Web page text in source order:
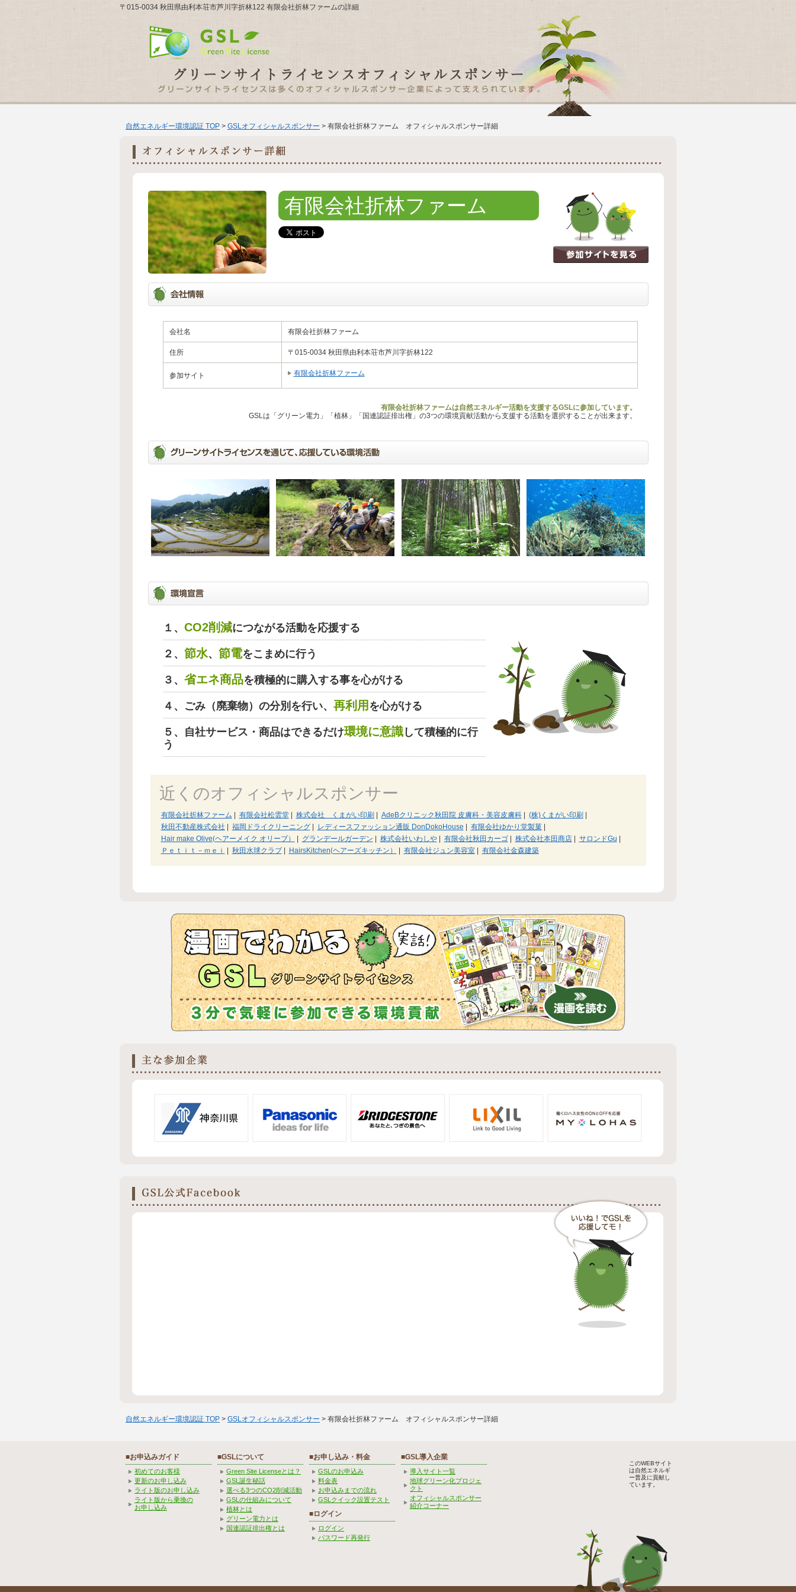
〒015-0034 秋田県由利本荘市芦川字折林122 有限会社折林ファームの詳細
自然エネルギー環境認証 TOP > GSLオフィシャルスポンサー > 有限会社折林ファーム オフィシャルスポンサー詳細
有限会社折林ファーム
会社名 有限会社折林ファーム
住所 〒015-0034 秋田県由利本荘市芦川字折林122
参加サイト 有限会社折林ファーム
有限会社折林ファームは自然エネルギー活動を支援するGSLに参加しています。
GSLは「グリーン電力」「植林」「国連認証排出権」の3つの環境貢献活動から支援する活動を選択することが出来ます。
１、 CO2削減につながる活動を応援する
２、 節水、 節電をこまめに行う
３、 省エネ商品を積極的に購入する事を心がける
４、ごみ（廃棄物）の分別を行い、 再利用 を心がける
５、自社サービス・商品はできるだけ環境に意識して積極的に行
う
近くのオフィシャルスポンサー
有限会社折林ファーム 有限会社松雲堂| 株式会社 くまがい印刷 AdeBクリニック秋田院 皮膚科・美容皮膚科| (株)くまがい印刷
秋田不動産株式会社
福岡ドライクリーニング| レディースファッション通販 DonDokoHouse 有限会社ゆかり堂製菓|
Hair make Olive(ヘアーメイク オリーブ）
グランデールガーデン 株式会社いわしや| 有限会社秋田カーゴ| 株式会社本田商店| サロンドGu
Ｐｅｔｉｔ－ｍｅｉ
秋田水球クラブ| HairsKitchen(ヘアーズキッチン） 有限会社ジュン美容室| 有限会社金森建築
自然エネルギー環境認証 TOP > GSLオフィシャルスポンサー > 有限会社折林ファーム オフィシャルスポンサー詳細
■お申込みガイド
初めてのお客様
更新のお申し込み
ライト版のお申し込み
ライト版から乗換の
お申し込み
■GSLについて
Green Site Licenseとは？
GSL誕生秘話
選べる3つのCO2削減活動
GSLの仕組みについて
植林とは
グリーン電力とは
国連認証排出権とは
■お申し込み・料金
GSLのお申込み
料金表
お申込みまでの流れ
GSLクイック設置テスト
■ログイン
ログイン
パスワード再発行
■GSL導入企業
導入サイト一覧
地球グリーン化プロジェ
クト
オフィシャルスポンサー
紹介コーナー
このWEBサイト
は自然エネルギ
ー普及に貢献し
ています。